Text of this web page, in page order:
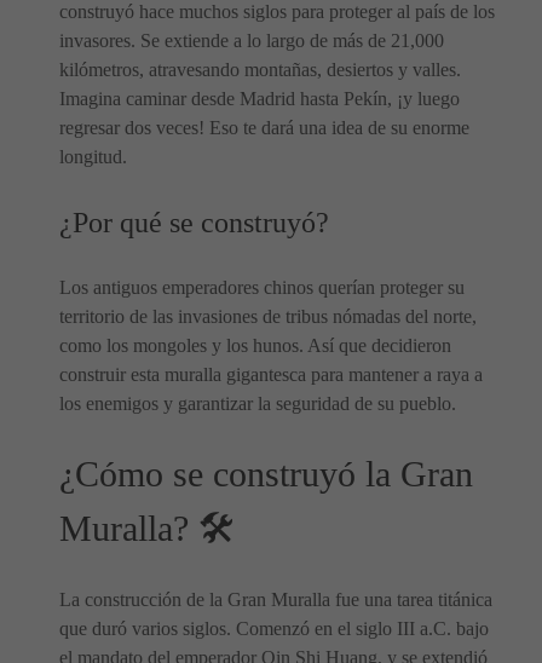
construyó hace muchos siglos para proteger al país de los
invasores. Se extiende a lo largo de más de 21,000
kilómetros, atravesando montañas, desiertos y valles.
Imagina caminar desde Madrid hasta Pekín, ¡y luego
regresar dos veces! Eso te dará una idea de su enorme
longitud.
¿Por qué se construyó?
Los antiguos emperadores chinos querían proteger su
territorio de las invasiones de tribus nómadas del norte,
como los mongoles y los hunos. Así que decidieron
construir esta muralla gigantesca para mantener a raya a
los enemigos y garantizar la seguridad de su pueblo.
¿Cómo se construyó la Gran
Muralla? 🛠️
La construcción de la Gran Muralla fue una tarea titánica
que duró varios siglos. Comenzó en el siglo III a.C. bajo
el mandato del emperador Qin Shi Huang, y se extendió